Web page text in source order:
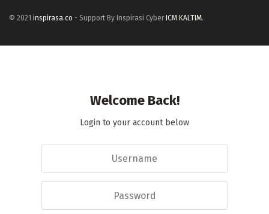
© 2021 inspirasa.co - Support By Inspirasi Cyber ICM KALTIM.
Welcome Back!
Login to your account below